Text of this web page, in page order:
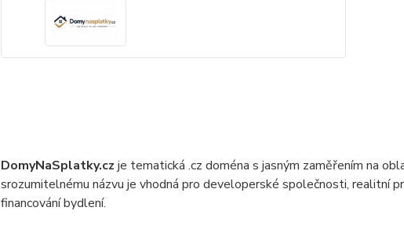
DomyNaSplatky.cz je tematická .cz doména s jasným zaměřením na
srozumitelnému názvu je vhodná pro developerské společnosti, realitní
financování bydlení.